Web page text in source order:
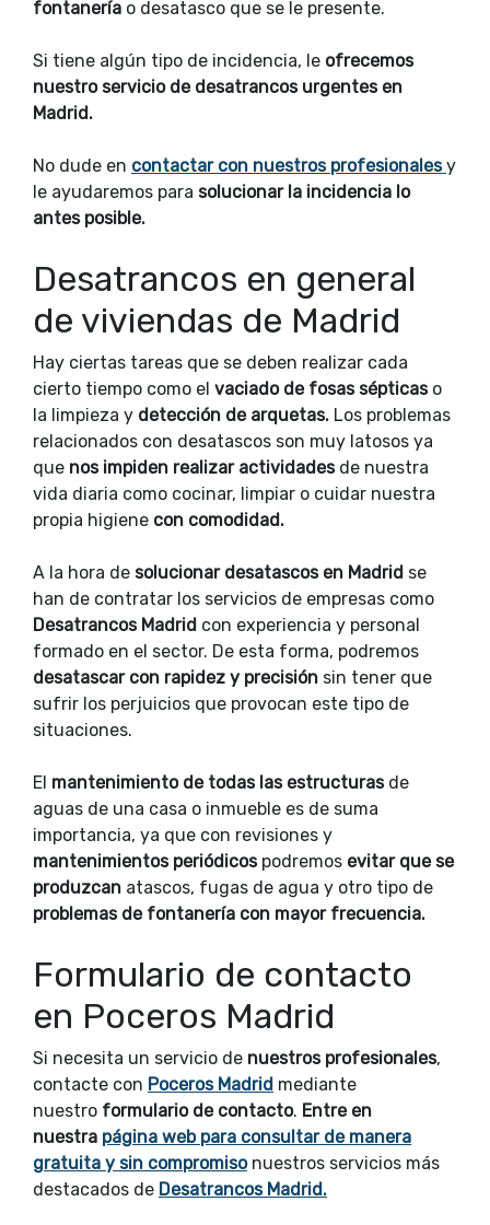
fontanería o desatasco que se le presente.
Si tiene algún tipo de incidencia, le ofrecemos
nuestro servicio de desatrancos urgentes en
Madrid.
No dude en contactar con nuestros profesionalesy
le ayudaremos para solucionar la incidencia lo
antes posible.
Desatrancos en general
de viviendas de Madrid
Hay ciertas tareas que se deben realizar cada
cierto tiempo como el vaciado de fosas sépticaso
la limpieza y detección de arquetas. Los problemas
relacionados con desatascos son muy latosos ya
que nos impiden realizar actividades de nuestra
vida diaria como cocinar, limpiar o cuidar nuestra
propia higiene con comodidad.
A la hora de solucionar desatascos en Madrid se
han de contratar los servicios de empresas como
Desatrancos Madrid con experiencia y personal
formado en el sector. De esta forma, podremos
desatascar con rapidez y precisión sin tener que
sufrir los perjuicios que provocan este tipo de
situaciones.
El mantenimiento de todas las estructurasde
aguas de una casa o inmueble es de suma
importancia, ya que con revisiones y
mantenimientos periódicospodremos evitar que se
produzcan atascos, fugas de agua y otro tipo de
problemas de fontanería con mayor frecuencia.
Formulario de contacto
en Poceros Madrid
Si necesita un servicio de nuestros profesionales,
contacte con Poceros Madrid mediante
nuestro formulario de contacto. Entre en
nuestra página web para consultar de manera
gratuita y sin compromiso nuestros servicios más
destacados de Desatrancos Madrid.